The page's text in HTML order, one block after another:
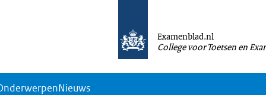
Examenblad.nl
College voor Toetsen en
Nieuws